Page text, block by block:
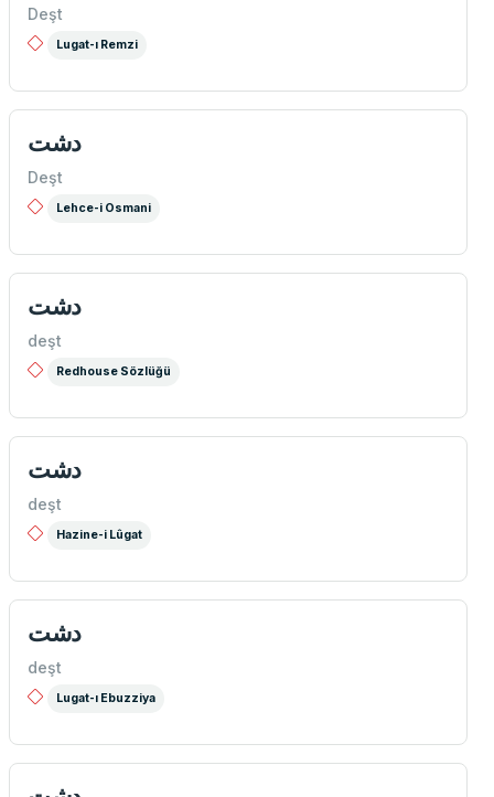
Deşt
Lugat-ı Remzi
دشت
Deşt
Lehce-i Osmani
دشت
deşt
Redhouse Sözlüğü
دشت
deşt
Hazine-i Lûgat
دشت
deşt
Lugat-ı Ebuzziya